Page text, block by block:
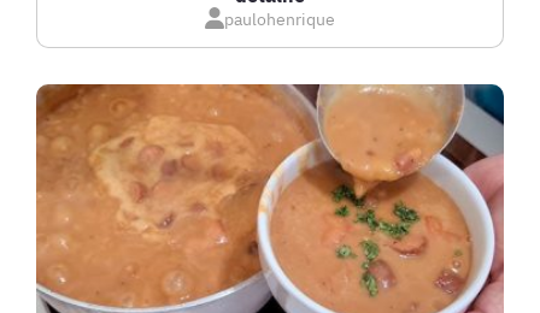
LANCHES
LASANHAS
LOW CARB
paulohenrique